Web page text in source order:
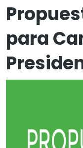
para